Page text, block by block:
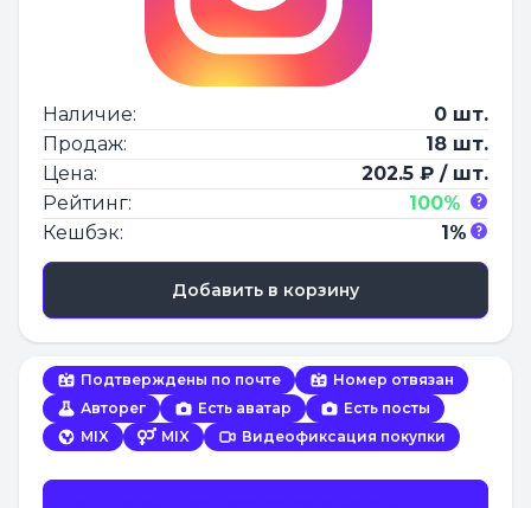
Подтверждены по почте
Номер отвязан
Авторег
Есть аватар
Есть посты
MIX
MIX Видеофиксация покупки
Наличие:
0 шт.
Продаж:
18 шт.
Цена:
202.5 ₽ / шт.
Рейтинг:
100%
Кешбэк:
1%
Добавить в корзину